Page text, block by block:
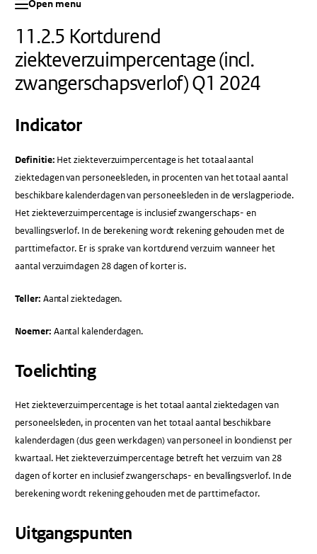
Open menu
11.2.5 Kortdurend
ziekteverzuimpercentage (incl.
zwangerschapsverlof) Q1 2024
Indicator
Definitie: Het ziekteverzuimpercentage is het totaal aantal
ziektedagen van personeelsleden, in procenten van het totaal aantal
beschikbare kalenderdagen van personeelsleden in de verslagperiode.
Het ziekteverzuimpercentage is inclusief zwangerschaps- en
bevallingsverlof. In de berekening wordt rekening gehouden met de
parttimefactor. Er is sprake van kortdurend verzuim wanneer het
aantal verzuimdagen 28 dagen of korter is.
Teller: Aantal ziektedagen.
Noemer: Aantal kalenderdagen.
Toelichting
Het ziekteverzuimpercentage is het totaal aantal ziektedagen van
personeelsleden, in procenten van het totaal aantal beschikbare
kalenderdagen (dus geen werkdagen) van personeel in loondienst per
kwartaal. Het ziekteverzuimpercentage betreft het verzuim van 28
dagen of korter en inclusief zwangerschaps- en bevallingsverlof. In de
berekening wordt rekening gehouden met de parttimefactor.
Uitgangspunten